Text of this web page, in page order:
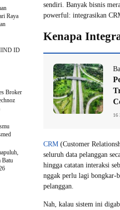
sendiri. Banyak bisnis
powerful: integrasikan
Kenapa
16
CRM (Customer
seluruh data pelanggan
hingga catatan interaksi
nggak perlu lagi bongkar-
pelanggan.
Nah, kalau sistem ini
Raya
ID
Broker